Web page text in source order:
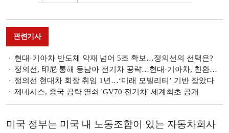
관련기사
현대·기아차 반도체 악재 넘어 5조 확보…정의선의 선택은?
정의선, 印尼 통해 동남아 전기차 공략…현대·기아차, 친환경 영토 확대 나서
정의선 현대차 회장 취임 1년…‘미래 모빌리티’ 기반 잡았다
제네시스, 중국 공략 열쇠 'GV70 전기차' 세계최초 공개
미국 정부는 미국 내 노동조합이 있는 자동차회사